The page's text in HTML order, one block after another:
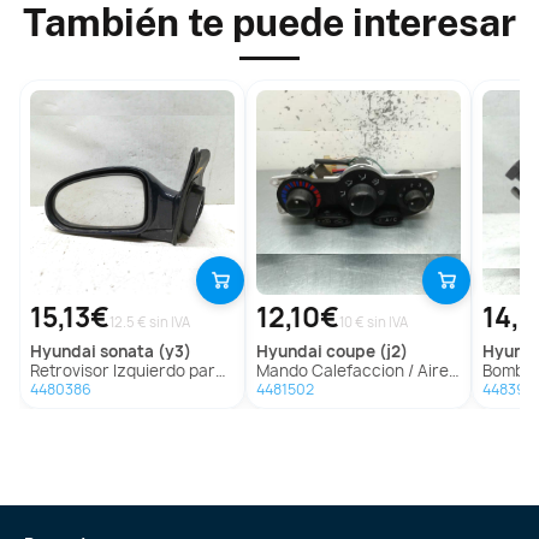
También te puede interesar
15,13€12.5 € sin IVA
hyundai sonata (y3)
Retrovisor Izquierdo para Hyundai Sonata (Y3)
4480386
12,10€10 € sin IVA
hyundai coupe (j2)
Mando Calefaccion / Aire Acondicionado para Hyundai Coupe (J2)
4481502
Bomba
4483941